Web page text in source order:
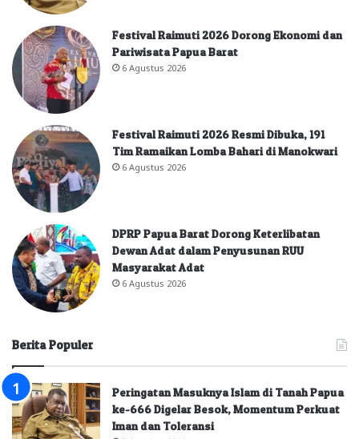
Festival Raimuti 2026 Dorong Ekonomi dan
Pariwisata Papua Barat
6 Agustus 2026
Festival Raimuti 2026 Resmi Dibuka, 191
Tim Ramaikan Lomba Bahari di Manokwari
6 Agustus 2026
DPRP Papua Barat Dorong Keterlibatan
Dewan Adat dalam Penyusunan RUU
Masyarakat Adat
6 Agustus 2026
Berita Populer
Peringatan Masuknya Islam di Tanah Papua
ke-666 Digelar Besok, Momentum Perkuat
Iman dan Toleransi